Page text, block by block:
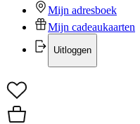
Mijn adresboek
Mijn cadeaukaarten
Uitloggen